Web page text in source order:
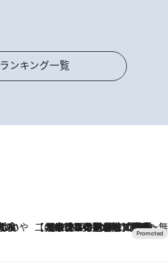
ランキング一覧
【CREA×星野リゾート】唯一無二。癒しと発見が待つ場所へ
2026.8.7
【トンボの足水浴】ヒノキの香りに包まれて涼感マックス！約13℃の湧水かけ流しを避暑地「星野温泉 トンボの湯」で体験